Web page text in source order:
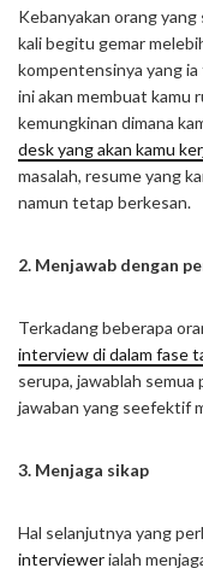
Kebanyakan orang
kali begitu gemar
kompentensinya yang ia
ini akan membuat kamu
kemungkinan dimana
desk yang akan kamu
masalah, resume yang
namun tetap berkesan.
2. Menjawab dengan
Terkadang beberapa
interview di dalam fase
serupa, jawablah
jawaban yang seefektif
3. Menjaga sikap
Hal selanjutnya yang
interviewerialah